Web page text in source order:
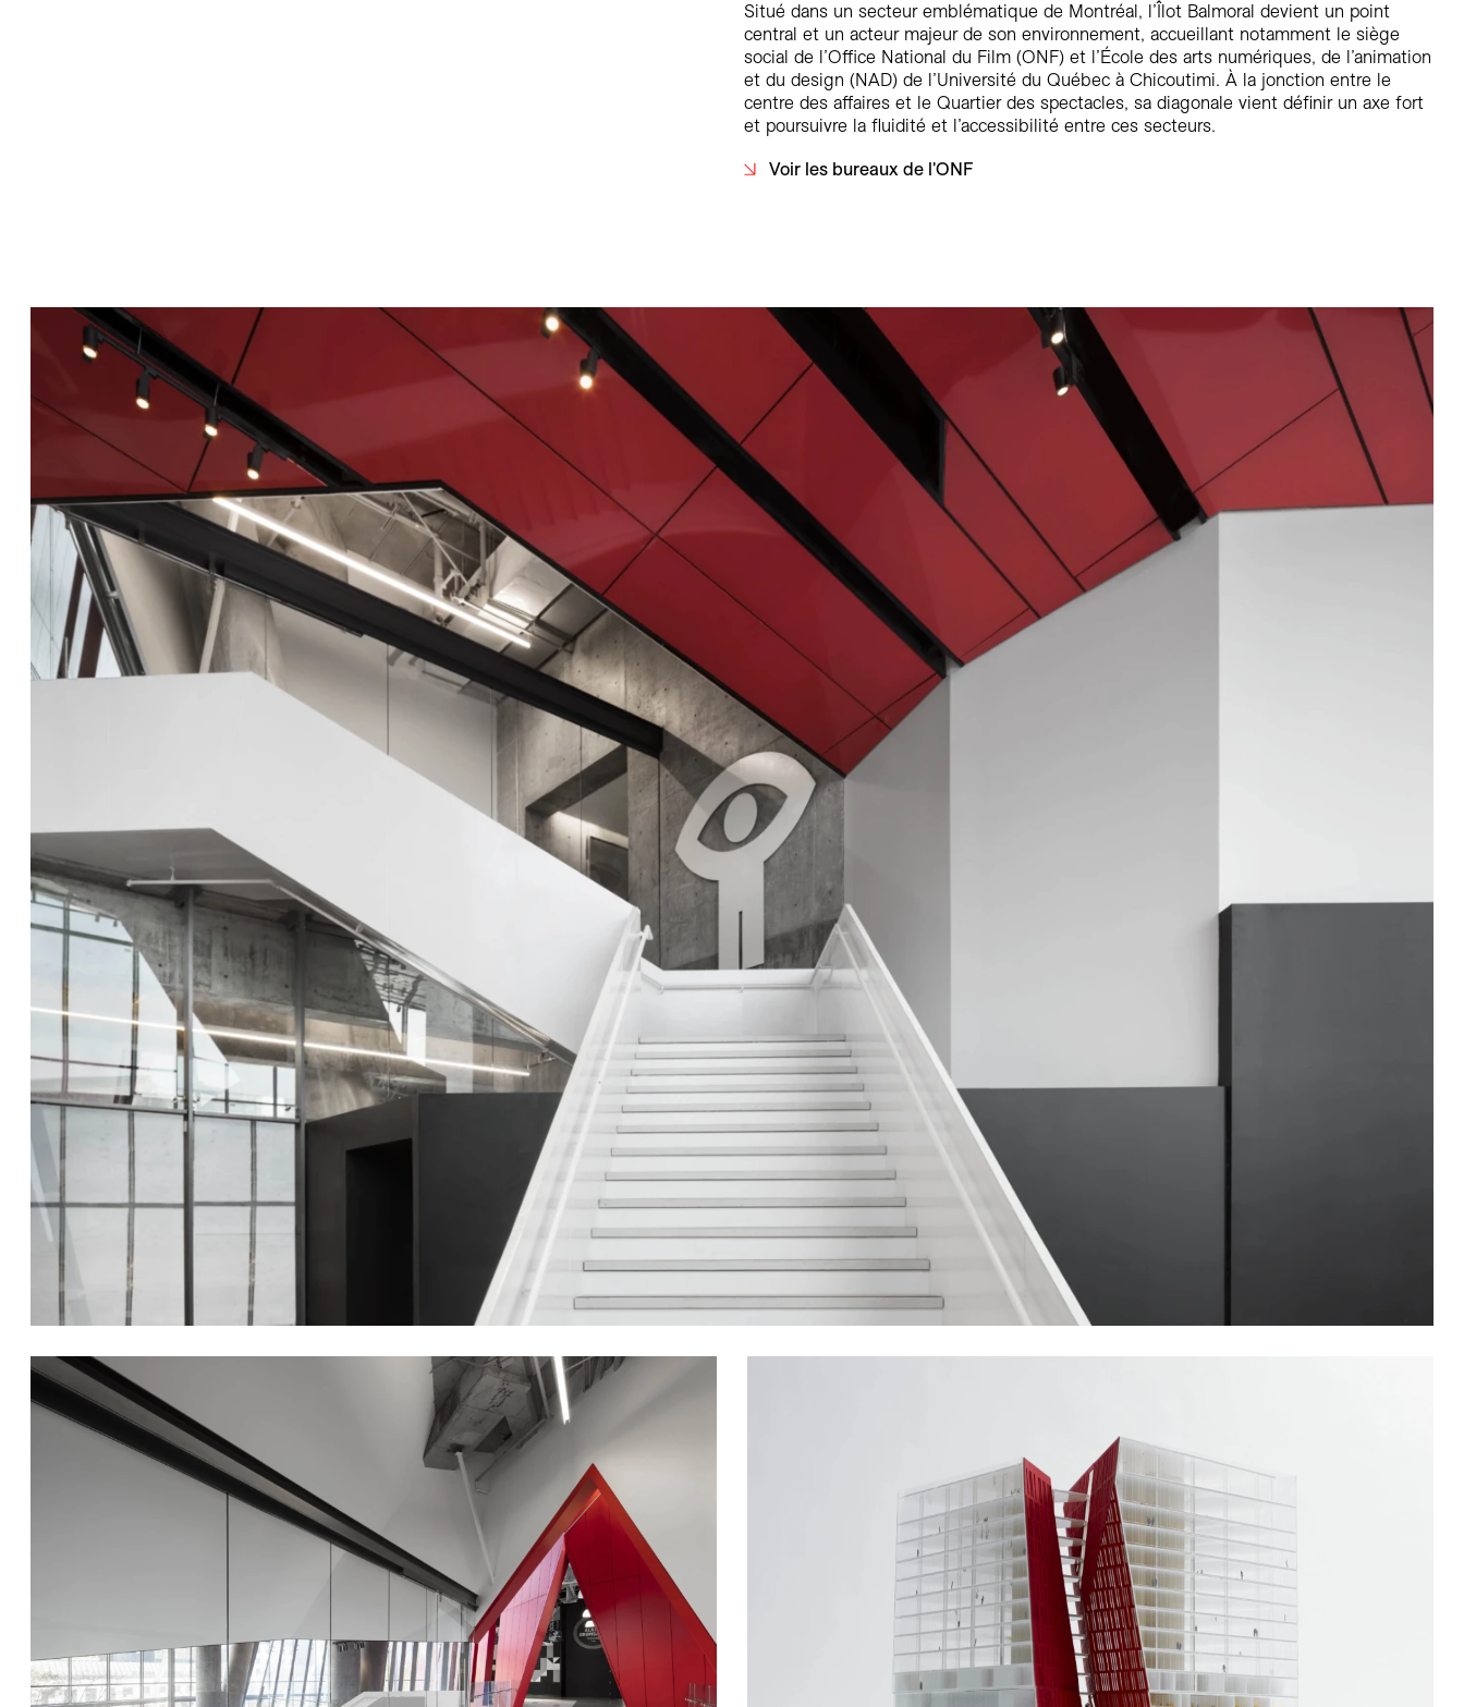
Situé dans un secteur emblématique de Montréal, l’Îlot Balmoral devient un point
central et un acteur majeur de son environnement, accueillant notamment le siège
social de l’Office National du Film (ONF) et l’École des arts numériques, de l’animation
et du design (NAD) de l’Université du Québec à Chicoutimi. À la jonction entre le
centre des affaires et le Quartier des spectacles, sa diagonale vient définir un axe fort
et poursuivre la fluidité et l’accessibilité entre ces secteurs.
Voir les bureaux de l'ONF